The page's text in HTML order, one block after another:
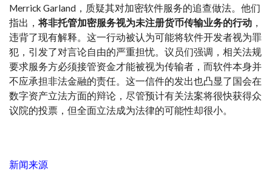
Merrick Garland，质疑其对加密软件服务的追查做法。他们
指出，将非托管加密服务视为未注册货币传输业务的行动 ，
违背了现有解释。这一行动被认为可能将软件开发者视为罪
犯，引发了对言论自由的严重担忧。议员们强调，相关法规
要求服务方必须接管资金才能被视为传输者，而软件本身并
不应承担非法金融的责任。这一信件的发出也凸显了国会在
数字资产立法方面的辩论，尽管预计有关法案将很快获得众
议院的投票，但全面立法成为法律的可能性却很小。
新闻来源